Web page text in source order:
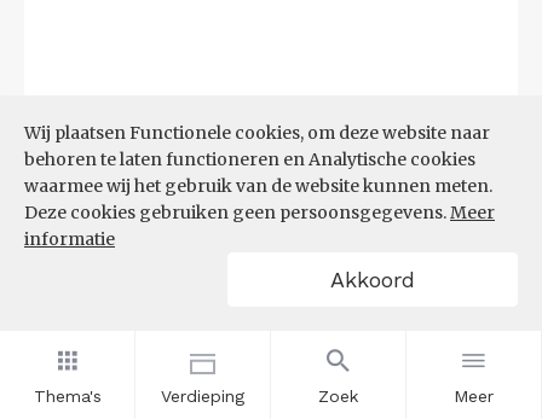
Thema's Verdieping Zoek Meer
Wij plaatsen Functionele cookies, om deze website naar
behoren te laten functioneren en Analytische cookies
waarmee wij het gebruik van de website kunnen meten.
Deze cookies gebruiken geen persoonsgegevens.Meer
informatie
Akkoord
CBS microdata (EBB)(09-03-2026)
AANDEEL NEETS NAAR REGIO
(%)